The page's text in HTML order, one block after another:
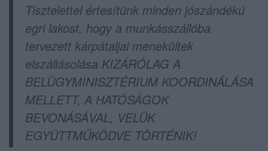
Tisztelettel értesítünk minden jószándékú
egri lakost, hogy a munkásszállóba
tervezett kárpátaljai menekültek
elszállásolása KIZÁRÓLAG A
BELÜGYMINISZTÉRIUM KOORDINÁLÁSA
MELLETT, A HATÓSÁGOK
BEVONÁSÁVAL, VELÜK
EGYÜTTMŰKÖDVE TÖRTÉNIK!